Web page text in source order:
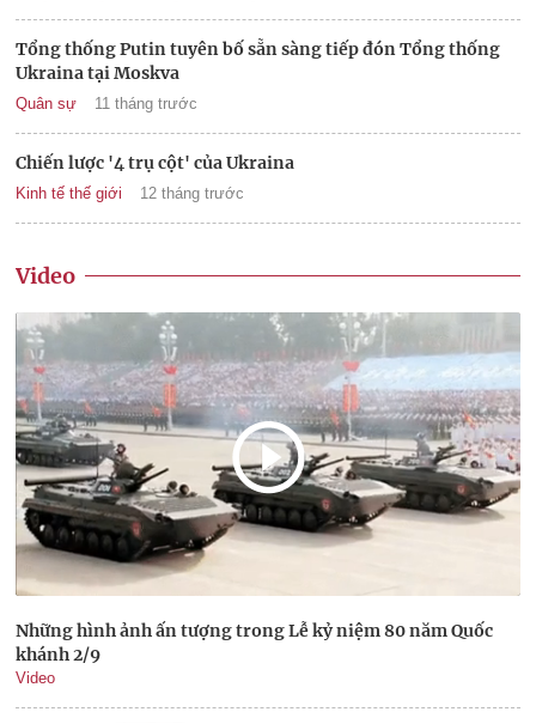
Tổng thống Putin tuyên bố sẵn sàng tiếp đón Tổng thống
Ukraina tại Moskva
Quân sự 11 tháng trước
Chiến lược '4 trụ cột' của Ukraina
Kinh tế thế giới 12 tháng trước
Video
Những hình ảnh ấn tượng trong Lễ kỷ niệm 80 năm Quốc
khánh 2/9
Video